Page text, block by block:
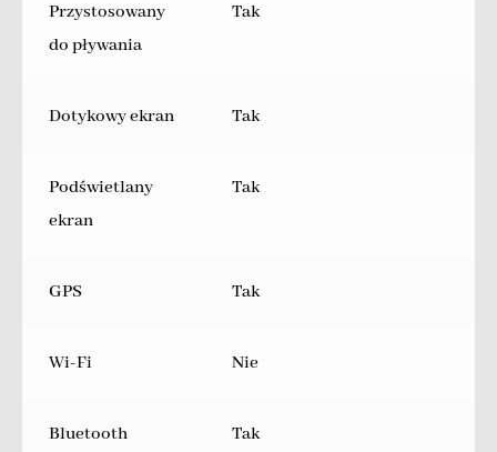
Przystosowany
do pływania
Tak
Dotykowy ekran Tak
Podświetlany
ekran
Tak
GPS Tak
Wi-Fi Nie
Bluetooth Tak